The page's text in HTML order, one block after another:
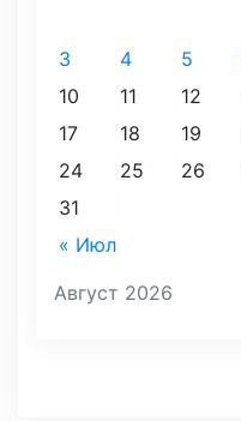
Август 2026
« Июл
3
4 5
10
11 12
17
18 19
24
25 26
31